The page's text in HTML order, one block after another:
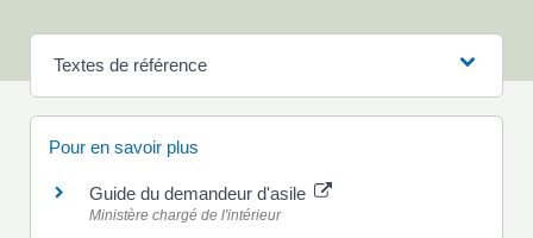
Textes de référence
Pour en savoir plus
Guide du demandeur d'asile
Ministère chargé de l'intérieur